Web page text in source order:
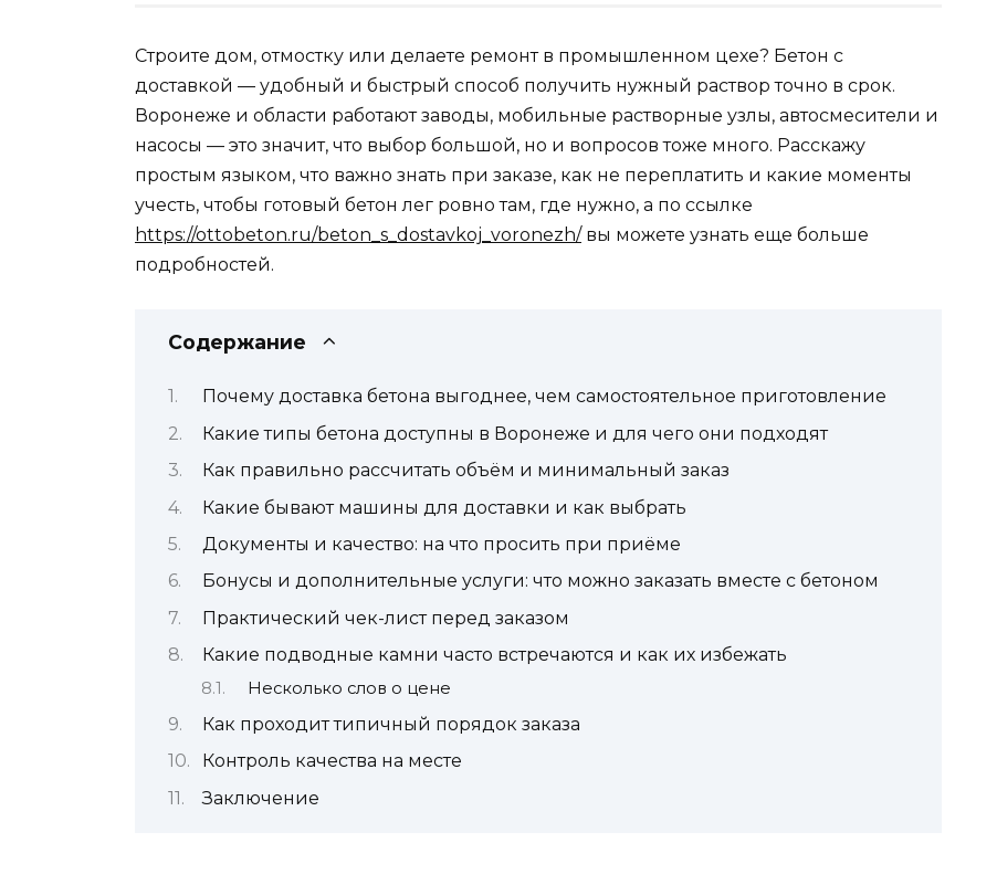
Строите дом, отмостку или делаете ремонт в промышленном цехе? Бетон с
доставкой — удобный и быстрый способ получить нужный раствор точно в срок.
Воронеже и области работают заводы, мобильные растворные узлы, автосмесители и
насосы — это значит, что выбор большой, но и вопросов тоже много. Расскажу
простым языком, что важно знать при заказе, как не переплатить и какие моменты
учесть, чтобы готовый бетон лег ровно там, где нужно, а по ссылке
https://ottobeton.ru/beton_s_dostavkoj_voronezh/вы можете узнать еще больше
подробностей.
Содержание
Почему доставка бетона выгоднее, чем самостоятельное приготовление
Какие типы бетона доступны в Воронеже и для чего они подходят
Как правильно рассчитать объём и минимальный заказ
Какие бывают машины для доставки и как выбрать
Документы и качество: на что просить при приёме
Бонусы и дополнительные услуги: что можно заказать вместе с бетоном
Практический чек-лист перед заказом
Какие подводные камни часто встречаются и как их избежать
Несколько слов о цене
Как проходит типичный порядок заказа
Контроль качества на месте
Заключение